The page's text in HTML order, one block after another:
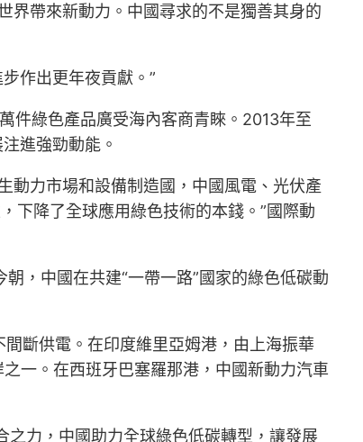
界帶來新動力。中國尋求的不是獨善其身的
作出更年夜貢獻。”
件綠色產品廣受海內客商青睞。2013年至
進強勁動能。
動力市場和設備制造國，中國風電、光伏產
下降了全球應用綠色技術的本錢。”國際動
，中國在共建“一帶一路”國家的綠色低碳動
斷供電。在印度維里亞姆港，由上海振華
一。在西班牙巴塞羅那港，中國新動力汽車
之力，中國助力全球綠色低碳轉型，讓發展